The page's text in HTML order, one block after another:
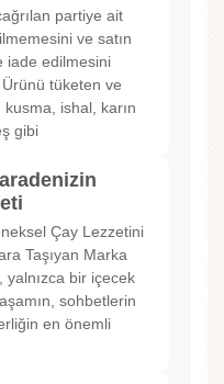
partiye ait
ve satın
iade edilmesini
tüketen ve
kusma, ishal, karın
gibi
Çay Lezzetini
Taşıyan Marka
yalnızca bir içecek
sohbetlerin
en önemli